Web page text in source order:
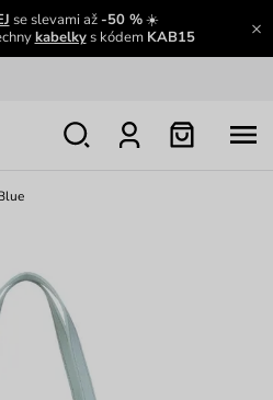
se slevami až -50 %☀️
kabelkys kódem KAB15